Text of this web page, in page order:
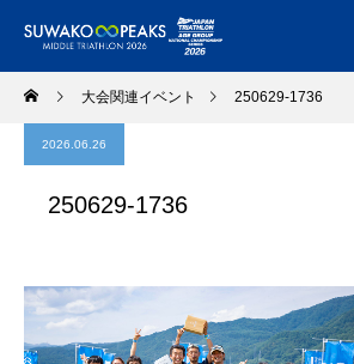
大会関連イベント 250629-1736
2026.06.26
250629-1736